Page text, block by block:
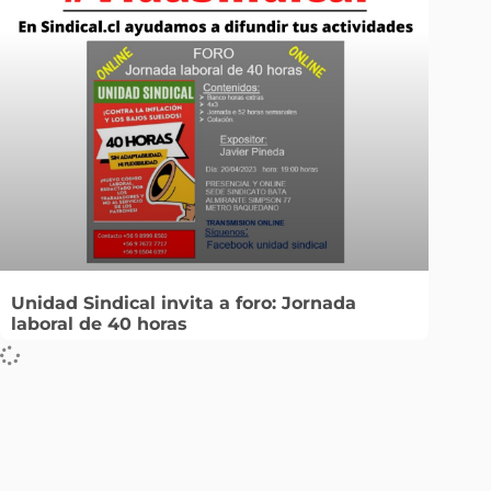
Unidad Sindical invita a foro: Jornada
laboral de 40 horas